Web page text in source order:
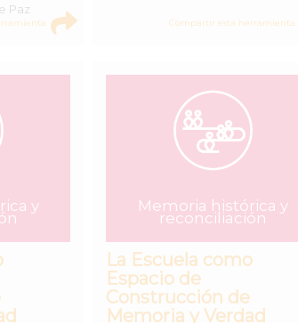
Paz
Compartir esta herramienta
y Memoria histórica y
reconciliación
La Escuela como
Espacio de
Construcción de
Memoria y Verdad